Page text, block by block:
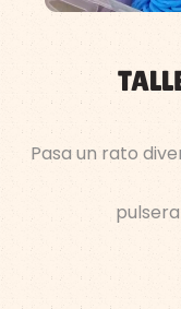
Pasa un rato